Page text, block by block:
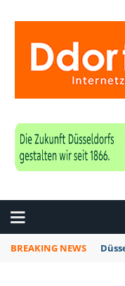
BREAKING NEWS